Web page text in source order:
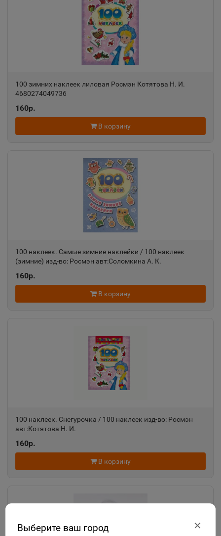
Выберите ваш город ✕
100 зимних наклеек лиловая Росмэн Котятова Н. И.
4680274049736
160р.
В корзину
100 наклеек. Самые зимние наклейки / 100 наклеек
(зимние) изд-во: Росмэн авт:Соломкина А. К.
160р.
В корзину
100 наклеек. Снегурочка / 100 наклеек изд-во: Росмэн
авт:Котятова Н. И.
160р.
В корзину